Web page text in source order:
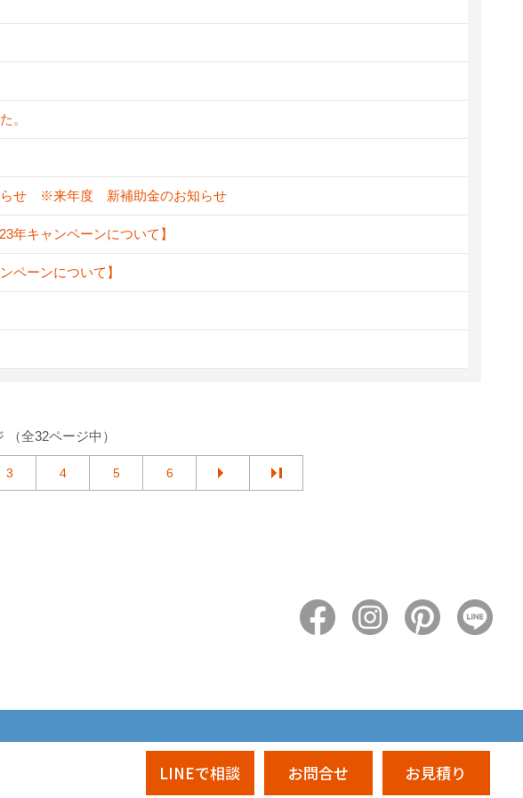
。
らせ ※来年度 新補助金のお知らせ
年キャンペーンについて】
ペーンについて】
（全32ページ中）
3 4 5 6
LINEで相談 お問合せ お見積り